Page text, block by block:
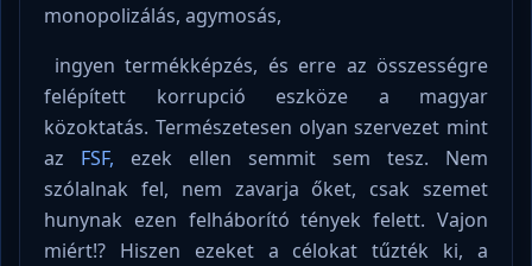
monopolizálás, agymosás,
ingyen termékképzés, és erre az összességre
felépített korrupció eszköze a magyar
közoktatás. Természetesen olyan szervezet mint
az FSF, ezek ellen semmit sem tesz. Nem
szólalnak fel, nem zavarja őket, csak szemet
hunynak ezen felháborító tények felett. Vajon
miért!? Hiszen ezeket a célokat tűzték ki, a